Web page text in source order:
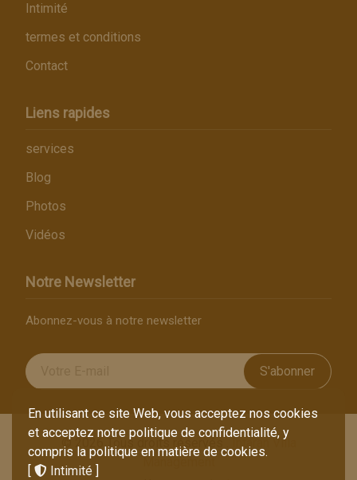
Intimité
termes et conditions
Contact
Liens rapides
services
Blog
Photos
Vidéos
Notre Newsletter
Abonnez-vous à notre newsletter
S'abonner
© 2026 Tous droits réservés .
Intaran Villa
En utilisant ce site Web, vous acceptez nos cookies
et acceptez notre politique de confidentialité, y
compris la politique en matière de cookies.
[
Intimité ]